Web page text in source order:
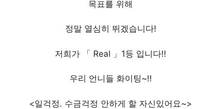
목표를 위해
정말 열심히 뛰겠습니다!
저희가 「 Real 」1등 입니다!!
우리 언니들 화이팅~!!
<일걱정. 수금걱정 안하게 할 자신있어요~>